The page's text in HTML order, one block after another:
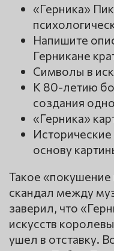
«Герника»
Напишите
Герникане
Символы в
К 80-летию
создания
«Герника»
основу
Такое
скандал между
заверил, что
искусств
ушел в отставку.